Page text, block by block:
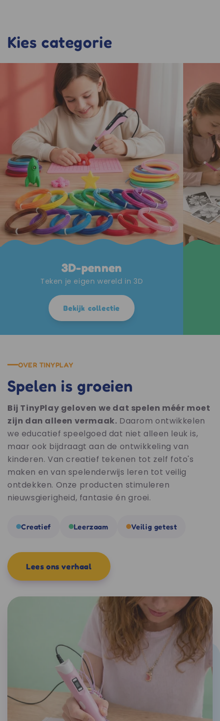
Kies categorie
3D-pennen
Teken je eigen wereld in 3D
Bekijk collectie
OVER TINYPLAY
Spelen is groeien
Bij TinyPlay geloven we dat spelen méér moet
zijn dan alleen vermaak. Daarom ontwikkelen
we educatief speelgoed dat niet alleen leuk is,
maar ook bijdraagt aan de ontwikkeling van
kinderen. Van creatief tekenen tot zelf foto's
maken en van spelenderwijs leren tot veilig
ontdekken. Onze producten stimuleren
nieuwsgierigheid, fantasie én groei.
Creatief Leerzaam Veilig getest
Lees ons verhaal